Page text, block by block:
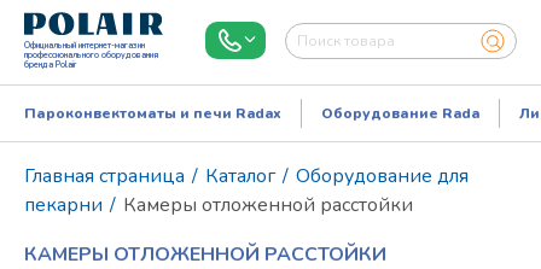
Официальный интернет-магазин
профессионального оборудования
бренда Polair
Пароконвектоматы и печи Radax Оборудование Rada
Главная страница / Каталог / Оборудование для
пекарни / Камеры отложенной расстойки
КАМЕРЫ ОТЛОЖЕННОЙ РАССТОЙКИ